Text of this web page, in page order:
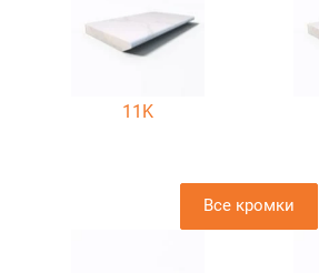
11K
Все кромки